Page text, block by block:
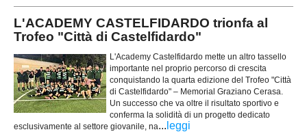
L'ACADEMY CASTELFIDARDO trionfa al
Trofeo "Città di Castelfidardo"
L'Academy Castelfidardo mette un altro tassello
importante nel proprio percorso di crescita
conquistando la quarta edizione del Trofeo "Città
di Castelfidardo" – Memorial Graziano Cerasa.
Un successo che va oltre il risultato sportivo e
conferma la solidità di un progetto dedicato
esclusivamente al settore giovanile, na... leggi